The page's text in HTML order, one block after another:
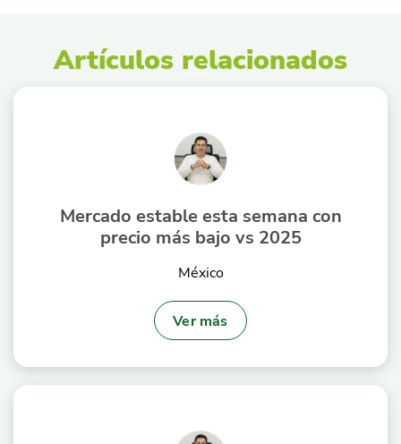
Artículos relacionados
Mercado estable esta semana con
precio más bajo vs 2025
México
Ver más